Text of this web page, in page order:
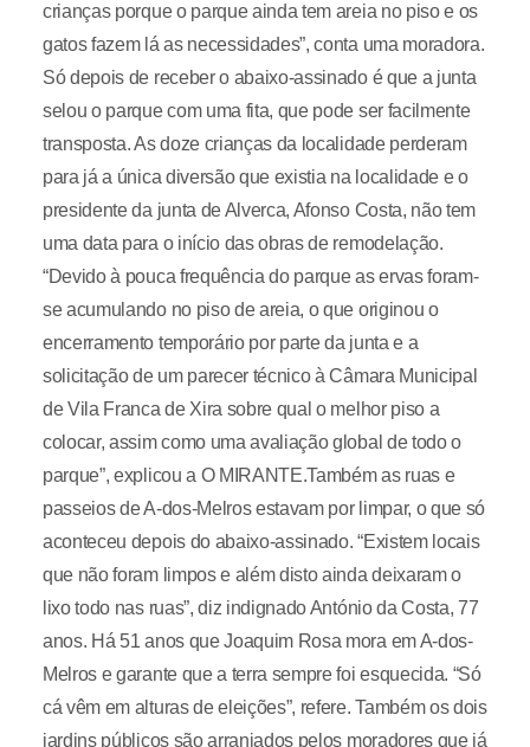
crianças porque o parque ainda tem areia no piso e os
gatos fazem lá as necessidades”, conta uma moradora.
Só depois de receber o abaixo-assinado é que a junta
selou o parque com uma fita, que pode ser facilmente
transposta. As doze crianças da localidade perderam
para já a única diversão que existia na localidade e o
presidente da junta de Alverca, Afonso Costa, não tem
uma data para o início das obras de remodelação.
“Devido à pouca frequência do parque as ervas foram-
se acumulando no piso de areia, o que originou o
encerramento temporário por parte da junta e a
solicitação de um parecer técnico à Câmara Municipal
de Vila Franca de Xira sobre qual o melhor piso a
colocar, assim como uma avaliação global de todo o
parque”, explicou a O MIRANTE.Também as ruas e
passeios de A-dos-Melros estavam por limpar, o que só
aconteceu depois do abaixo-assinado. “Existem locais
que não foram limpos e além disto ainda deixaram o
lixo todo nas ruas”, diz indignado António da Costa, 77
anos. Há 51 anos que Joaquim Rosa mora em A-dos-
Melros e garante que a terra sempre foi esquecida. “Só
cá vêm em alturas de eleições”, refere. Também os dois
jardins públicos são arranjados pelos moradores que já